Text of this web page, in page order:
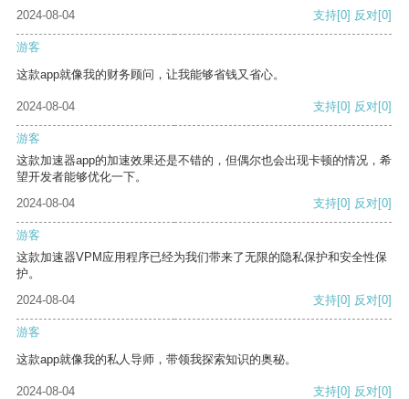
2024-08-04 支持[0] 反对[0]
游客
这款app就像我的财务顾问，让我能够省钱又省心。
2024-08-04 支持[0] 反对[0]
游客
这款加速器app的加速效果还是不错的，但偶尔也会出现卡顿的情况，希
望开发者能够优化一下。
2024-08-04
支持[0] 反对[0]
游客
这款加速器VPM应用程序已经为我们带来了无限的隐私保护和安全性保
护。
2024-08-04
支持[0] 反对[0]
游客
这款app就像我的私人导师，带领我探索知识的奥秘。
2024-08-04 支持[0] 反对[0]